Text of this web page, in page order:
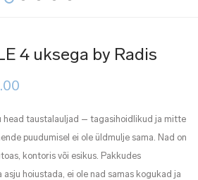
4 uksega by Radis
€ 999.00
head taustalauljad – tagasihoidlikud ja mitte
puudumisel ei ole üldmulje sama. Nad on
kontoris või esikus. Pakkudes
hoiustada, ei ole nad samas kogukad ja